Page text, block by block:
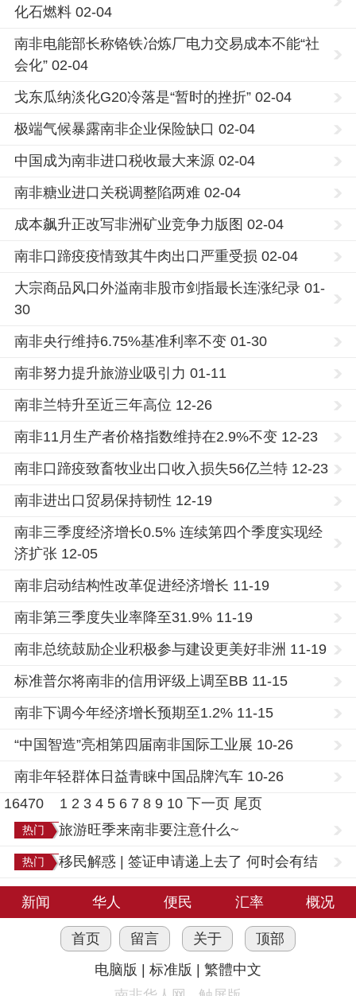
化石燃料 02-04
南非电能部长称铬铁冶炼厂电力交易成本不能“社
会化” 02-04
戈东瓜纳淡化G20冷落是“暂时的挫折” 02-04
极端气候暴露南非企业保险缺口 02-04
中国成为南非进口税收最大来源 02-04
南非糖业进口关税调整陷两难 02-04
成本飙升正改写非洲矿业竞争力版图 02-04
南非口蹄疫疫情致其牛肉出口严重受损 02-04
大宗商品风口外溢南非股市剑指最长连涨纪录 01-
30
南非央行维持6.75%基准利率不变 01-30
南非努力提升旅游业吸引力 01-11
南非兰特升至近三年高位 12-26
南非11月生产者价格指数维持在2.9%不变 12-23
南非口蹄疫致畜牧业出口收入损失56亿兰特 12-23
南非进出口贸易保持韧性 12-19
南非三季度经济增长0.5% 连续第四个季度实现经
济扩张 12-05
南非启动结构性改革促进经济增长 11-19
南非第三季度失业率降至31.9% 11-19
南非总统鼓励企业积极参与建设更美好非洲 11-19
标准普尔将南非的信用评级上调至BB 11-15
南非下调今年经济增长预期至1.2% 11-15
“中国智造”亮相第四届南非国际工业展 10-26
南非年轻群体日益青睐中国品牌汽车 10-26
16470
1 2 3 4 5 6 7 8 9 10 下一页 尾页
热门 旅游旺季来南非要注意什么~
热门
移民解惑 | 签证申请递上去了 何时会有结
果？
新闻
华人 便民 汇率 概况
首页 留言 关于
顶部
电脑版
标准版
繁體中文